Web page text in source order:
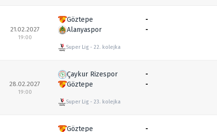
21.02.2027
19:00
Göztepe
Alanyaspor
Super Lig 22. kolejka
-
-
28.02.2027
19:00
Çaykur Rizespor
Göztepe
Super Lig 23. kolejka
-
-
Göztepe
-